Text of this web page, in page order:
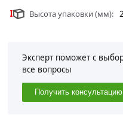
Высота упаковки (мм):
Эксперт поможет с
все вопросы
Получить консультацию